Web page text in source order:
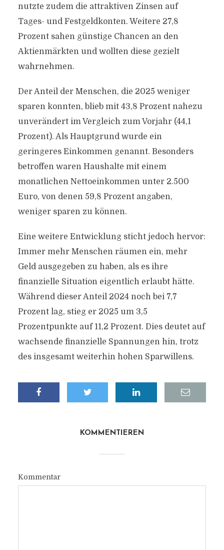
nutzte zudem die attraktiven Zinsen auf
Tages- und Festgeldkonten. Weitere 27,8
Prozent sahen günstige Chancen an den
Aktienmärkten und wollten diese gezielt
wahrnehmen.
Der Anteil der Menschen, die 2025 weniger
sparen konnten, blieb mit 43,8 Prozent nahezu
unverändert im Vergleich zum Vorjahr (44,1
Prozent). Als Hauptgrund wurde ein
geringeres Einkommen genannt. Besonders
betroffen waren Haushalte mit einem
monatlichen Nettoeinkommen unter 2.500
Euro, von denen 59,8 Prozent angaben,
weniger sparen zu können.
Eine weitere Entwicklung sticht jedoch hervor:
Immer mehr Menschen räumen ein, mehr
Geld ausgegeben zu haben, als es ihre
finanzielle Situation eigentlich erlaubt hätte.
Während dieser Anteil 2024 noch bei 7,7
Prozent lag, stieg er 2025 um 3,5
Prozentpunkte auf 11,2 Prozent. Dies deutet auf
wachsende finanzielle Spannungen hin, trotz
des insgesamt weiterhin hohen Sparwillens.
KOMMENTIEREN
Kommentar